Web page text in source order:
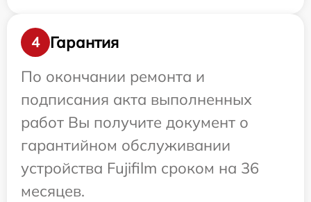
4
Гарантия
По окончании ремонта и
подписания акта выполненных
работ Вы получите документ о
гарантийном обслуживании
устройства Fujifilm сроком на 36
месяцев.